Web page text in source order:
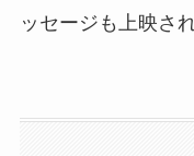
ッセージも上映さ